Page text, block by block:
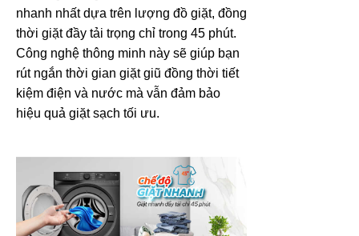
nhanh nhất dựa trên lượng đồ giặt, đồng
thời giặt đầy tải trọng chỉ trong 45 phút.
Công nghệ thông minh này sẽ giúp bạn
rút ngắn thời gian giặt giũ đồng thời tiết
kiệm điện và nước mà vẫn đảm bảo
hiệu quả giặt sạch tối ưu.